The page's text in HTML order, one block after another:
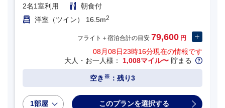
2名1室利用
朝食付
洋室（ツイン） 16.5m2
フライト＋宿泊合計の目安 79,600 円
08月08日23時16分現在の情報です
大人・お一人様： 1,008マイル〜 貯まる
空き ※ ：残り3
1部屋